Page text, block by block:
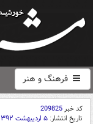
فرهنگ و هنر
کد خبر209825
تاریخ انتشار: ۵ اردیبهشت ۱۳۹۲ - ۲۰:۱۶